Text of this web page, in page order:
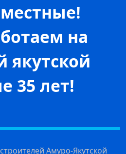
на
якутской
35 лет!
Амуро-Якутской